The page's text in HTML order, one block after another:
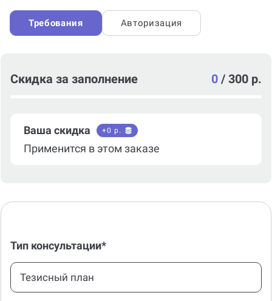
Требования Авторизация
Скидка за заполнение 0 / 300 р.
Ваша скидка +0 р.
Применится в этом заказе
Тип консультации*
Тезисный план